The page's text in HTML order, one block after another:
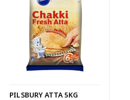
PILSBURY ATTA 5KG